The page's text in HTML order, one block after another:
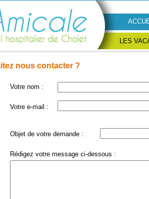
LES
nous contacter ?
Votre nom :
Votre e-mail :
Objet de votre demande :
Rédigez votre message ci-dessous :